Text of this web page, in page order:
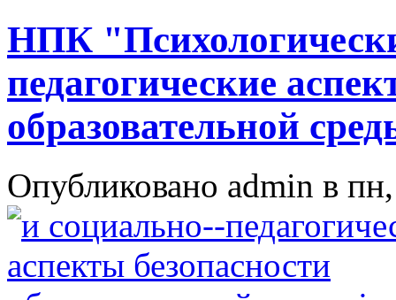
НПК
педагогические
образовательной
Опубликовано admin в